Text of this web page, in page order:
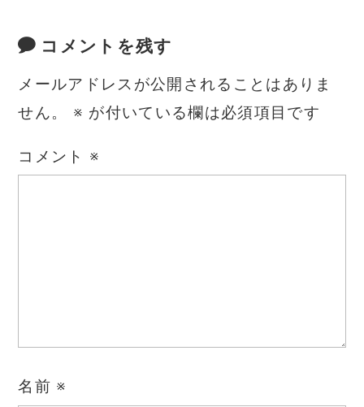
コメントを残す
メールアドレスが公開されることはありま
せん。
※ が付いている欄は必須項目です
コメント ※
名前 ※